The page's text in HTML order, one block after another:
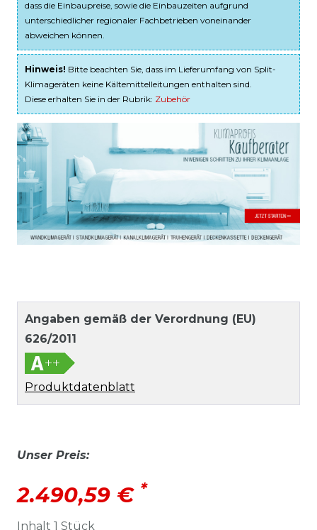
dass die Einbaupreise, sowie die Einbauzeiten aufgrund
unterschiedlicher regionaler Fachbetrieben voneinander
abweichen können.
Hinweis! Bitte beachten Sie, dass im Lieferumfang von Split-
Klimageräten keine Kältemittelleitungen enthalten sind.
Diese erhalten Sie in der Rubrik: Zubehör
Angaben gemäß der Verordnung (EU)
626/2011
Produktdatenblatt
Unser Preis:
2.490,59 € *
Inhalt 1 Stück